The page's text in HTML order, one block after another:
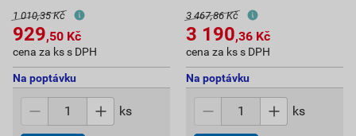
1 010,35 Kč
929,50 Kč
cena za ks s DPH
Na poptávku
ks
3 467,86 Kč
3 190,36 Kč
cena za ks s DPH
Na poptávku
ks